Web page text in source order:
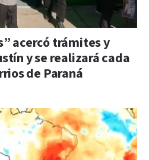
acercó trámites y
y se realizará cada
de Paraná